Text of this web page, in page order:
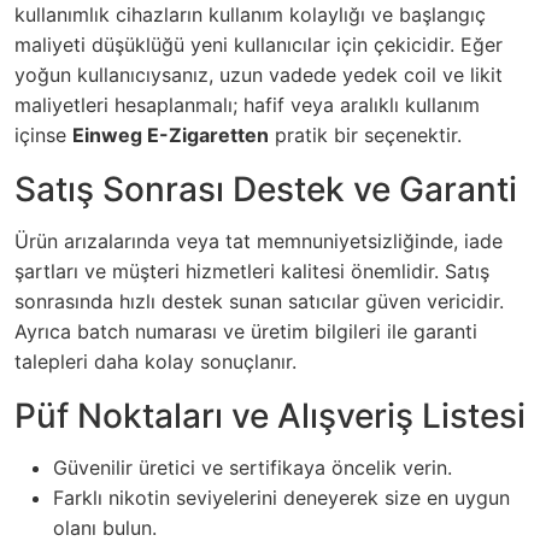
kullanımlık cihazların kullanım kolaylığı ve başlangıç
maliyeti düşüklüğü yeni kullanıcılar için çekicidir. Eğer
yoğun kullanıcıysanız, uzun vadede yedek coil ve likit
maliyetleri hesaplanmalı; hafif veya aralıklı kullanım
içinse Einweg E-Zigaretten pratik bir seçenektir.
Satış Sonrası Destek ve Garanti
Ürün arızalarında veya tat memnuniyetsizliğinde, iade
şartları ve müşteri hizmetleri kalitesi önemlidir. Satış
sonrasında hızlı destek sunan satıcılar güven vericidir.
Ayrıca batch numarası ve üretim bilgileri ile garanti
talepleri daha kolay sonuçlanır.
Püf Noktaları ve Alışveriş Listesi
Güvenilir üretici ve sertifikaya öncelik verin.
Farklı nikotin seviyelerini deneyerek size en uygun
olanı bulun.